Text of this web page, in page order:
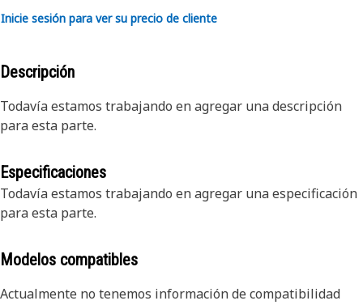
Inicie sesión para ver su precio de cliente
Descripción
Todavía estamos trabajando en agregar una descripción
para esta parte.
Especificaciones
Todavía estamos trabajando en agregar una especificación
para esta parte.
Modelos compatibles
Actualmente no tenemos información de compatibilidad